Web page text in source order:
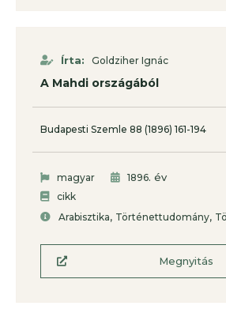
Írta: Goldziher Ignác
A Mahdi országából
Budapesti Szemle 88 (1896) 161-194
magyar 1896. év
cikk
Arabisztika, Történettudomány,
Megnyitás